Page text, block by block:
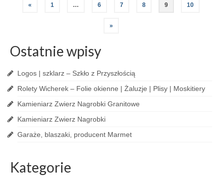
« 1 … 6 7 8 9 10
»
Ostatnie wpisy
Logos | szklarz – Szkło z Przyszłością
Rolety Wicherek – Folie okienne | Żaluzje | Plisy | Moskitiery
Kamieniarz Zwierz Nagrobki Granitowe
Kamieniarz Zwierz Nagrobki
Garaże, blaszaki, producent Marmet
Kategorie